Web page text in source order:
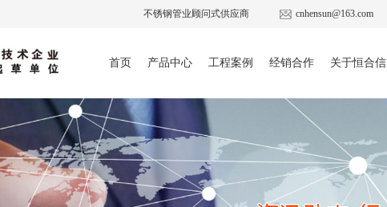
不锈钢管业顾问式供应商 cnhensun@163.com
首页 产品中心 工程案例 经销合作 关于恒合信